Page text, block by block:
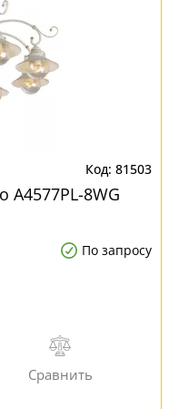
81503
A4577PL-8WG
По запросу